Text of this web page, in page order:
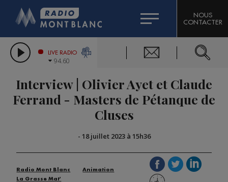
LES CHRONIQUES DE L'EXPERT
CITIZEN MACHINERY
GRAND MASSIF DOMAINES SKIABLES
BIGARD
COMPAGNIE DU MONT-BLANC
NOUS
CONTACTER
LIVE RADIO
94.60
Interview | Olivier Ayet et Claude
Ferrand - Masters de Pétanque de
Cluses
- 18 juillet 2023 à 15h36
Radio Mont Blanc
Animation
La Grasse Mat'